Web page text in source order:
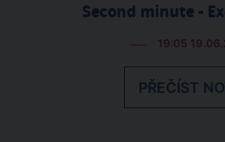
Second minute -
19:05
PŘEČÍST